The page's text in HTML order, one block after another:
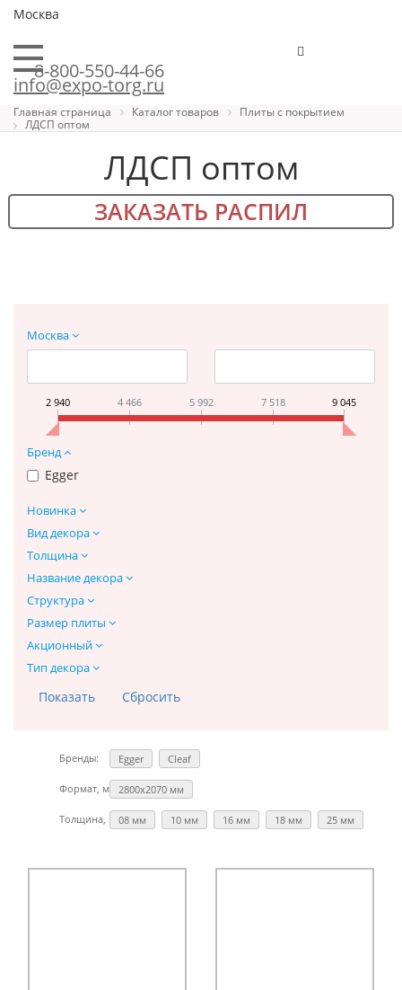
Москва
8-800-550-44-66
info@expo-torg.ru
Главная страница Каталог товаров
Плиты с покрытием
ЛДСП оптом
ЛДСП оптом
ЗАКАЗАТЬ РАСПИЛ
Москва
2 940 4 466 5 992 7 518 9 045
Бренд
Egger
Новинка
Вид декора
Толщина
Название декора
Структура
Размер плиты
Акционный
Тип декора
Бренды: Egger Cleaf
Формат, мм: 2800х2070 мм
Толщина, мм:08 мм 10 мм 16 мм 18 мм 25 мм